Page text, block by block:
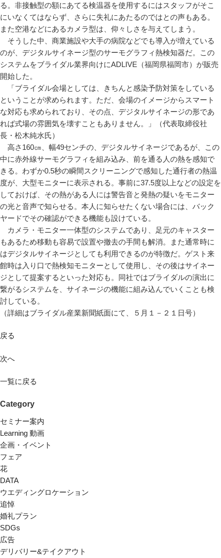
る。非接触型の額にあてる検温器を使用するにはスタッフがそこ
にいなくてはならず、さらに失礼にあたるのではとの声もある。
また空港などにあるカメラ型は、仰々しさを与えてしまう。
そうした中、商業施設や大手の病院などでも導入が増えている
のが、デジタルサイネージ型のサーモグラフィ熱検知器だ。この
システムをブライダル業界向けにADLIVE（福岡県福岡市）が販売
開始した。
「ブライダル会場としては、きちんと感染予防対策をしている
ということが求められます。ただ、会場のイメージからスマート
な対応も求められており、その点、デジタルサイネージの形であ
れば式場の雰囲気を壊すこともありません。」（代表取締役社
長・松木純水氏）
高さ160㎝、幅49センチの、デジタルサイネージであるが、この
中に赤外線サーモグラフィを組み込み、前を通る人の熱を感知で
きる。わずか0.5秒の瞬間スクリーニングで感知した通行者の熱温
度が、大型モニターに表示される。事前に37.5度以上などの設定を
しておけば、その熱がある人には警告音と発熱の疑いをモニター
の光と音声で知らせる。本人に知らせたくない場合には、バック
ヤードでその確認ができる機能も設けている。
カメラ・モニター一体型のシステムであり、足元のキャスター
もあるため移動も容易で設置や撤去の手間も解消。また通常時に
はデジタルサイネージとしても利用できるのが特徴だ。ゲスト来
館時は入り口で熱検知モニターとして使用し、その後はサイネー
ジとして提案するといった対応も。同社ではブライダルの演出に
繋がるシステムを、サイネージの機能に組み込んでいくことも検
討している。
（詳細はブライダル産業新聞紙面にて、５月１－２１日号）
戻る
次へ
一覧に戻る
Category
セミナー案内
Learning 動画
企画・イベント
フェア
花
DATA
ウエディングロケーション
追悼
婚礼プラン
SDGs
広告
デリバリー&テイクアウト